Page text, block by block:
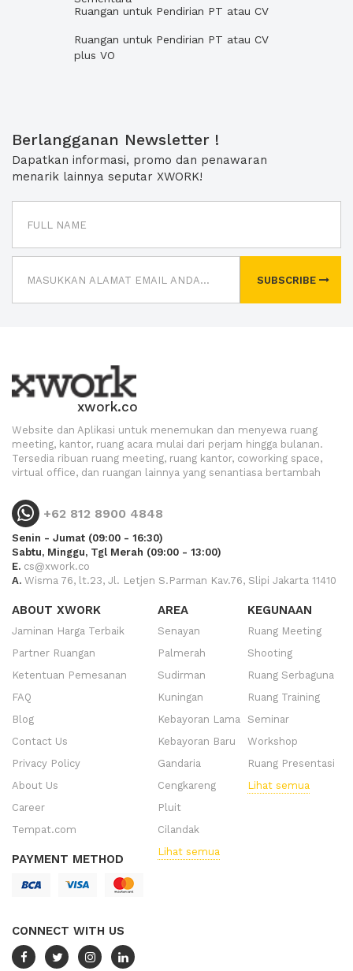
Ruangan untuk Pendirian PT atau CV
Ruangan untuk Pendirian PT atau CV
plus VO
Berlangganan Newsletter !
Dapatkan informasi, promo dan penawaran
menarik lainnya seputar XWORK!
SUBSCRIBE
xwork.co
Website dan Aplikasi untuk menemukan dan menyewa ruang
meeting, kantor, ruang acara mulai dari perjam hingga bulanan.
Tersedia ribuan ruang meeting, ruang kantor, coworking space,
virtual office, dan ruangan lainnya yang senantiasa bertambah
+62 812 8900 4848
Senin - Jumat (09:00 - 16:30)
Sabtu, Minggu, Tgl Merah (09:00 - 13:00)
E. cs@xwork.co
A. Wisma 76, lt.23, Jl. Letjen S.Parman Kav.76, Slipi Jakarta 11410
ABOUT XWORK
Jaminan Harga Terbaik
Partner Ruangan
Ketentuan Pemesanan
FAQ
Blog
Contact Us
Privacy Policy
About Us
Career
Tempat.com
PAYMENT METHOD
CONNECT WITH US
AREA
Senayan
Palmerah
Sudirman
Kuningan
Kebayoran Lama
Kebayoran Baru
Gandaria
Cengkareng
Pluit
Cilandak
Lihat semua
KEGUNAAN
Ruang Meeting
Shooting
Ruang Serbaguna
Ruang Training
Seminar
Workshop
Ruang Presentasi
Lihat semua